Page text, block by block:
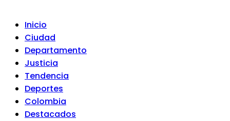
Inicio
Ciudad
Departamento
Justicia
Tendencia
Deportes
Colombia
Destacados